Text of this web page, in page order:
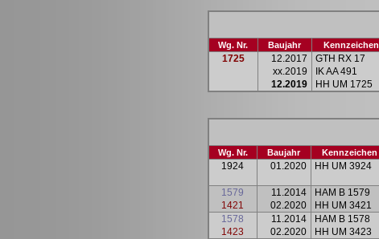
Wg. Nr. Baujahr Kennzeichen
1725
12.2017
xx.2019
12.2019
GTH RX 17
IK AA 491
HH UM 1725
Wg. Nr. Baujahr Kennzeichen
1924
01.2020 HH UM 3924
1579
1421
11.2014
02.2020
HAM B 1579
HH UM 3421
1578
1423
11.2014
02.2020
HAM B 1578
HH UM 3423